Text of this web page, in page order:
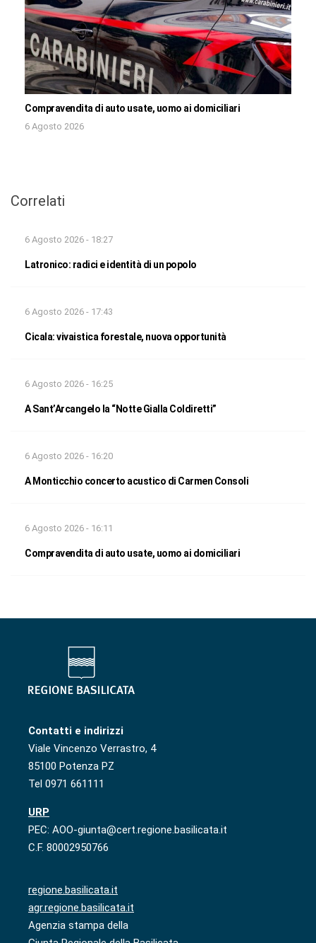
Compravendita di auto usate, uomo ai domiciliari
6 Agosto 2026
Correlati
6 Agosto 2026 - 18:27
Latronico: radici e identità di un popolo
6 Agosto 2026 - 17:43
Cicala: vivaistica forestale, nuova opportunità
6 Agosto 2026 - 16:25
A Sant’Arcangelo la “Notte Gialla Coldiretti”
6 Agosto 2026 - 16:20
A Monticchio concerto acustico di Carmen Consoli
6 Agosto 2026 - 16:11
Compravendita di auto usate, uomo ai domiciliari
Contatti e indirizzi
Viale Vincenzo Verrastro, 4
85100 Potenza PZ
Tel 0971 661111
URP
PEC: AOO-giunta@cert.regione.basilicata.it
C.F. 80002950766
regione.basilicata.it
agr.regione.basilicata.it
Agenzia stampa della